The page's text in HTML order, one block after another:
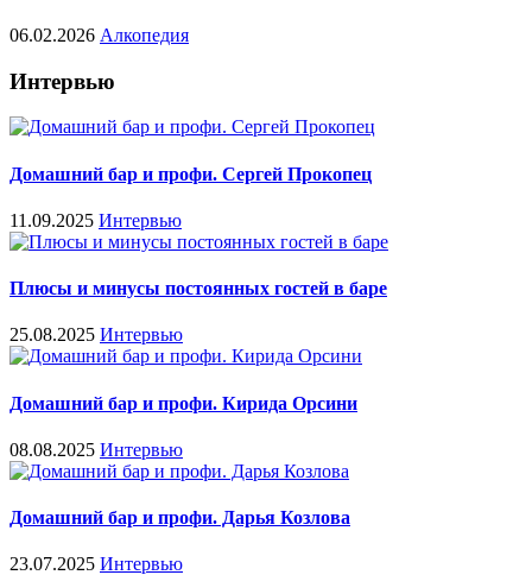
06.02.2026 Алкопедия
Интервью
Домашний бар и профи. Сергей Прокопец
11.09.2025 Интервью
Плюсы и минусы постоянных гостей в баре
25.08.2025 Интервью
Домашний бар и профи. Кирида Орсини
08.08.2025 Интервью
Домашний бар и профи. Дарья Козлова
23.07.2025 Интервью